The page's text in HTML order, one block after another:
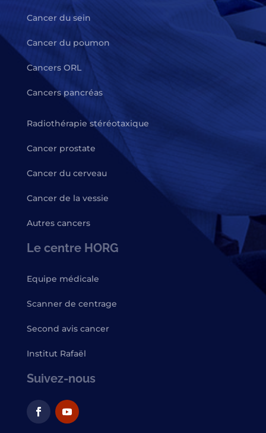
Cancer du sein
Cancer du poumon
Cancers ORL
Cancers pancréas
Radiothérapie stéréotaxique
Cancer prostate
Cancer du cerveau
Cancer de la vessie
Autres cancers
Le centre HORG
Equipe médicale
Scanner de centrage
Second avis cancer
Institut Rafaël
Suivez-nous